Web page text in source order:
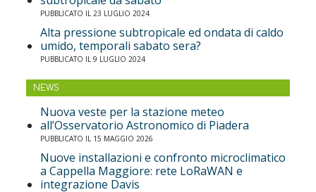
PUBBLICATO IL 23 LUGLIO 2024
Alta pressione subtropicale ed ondata di caldo
umido, temporali sabato sera?
PUBBLICATO IL 9 LUGLIO 2024
NEWS
Nuova veste per la stazione meteo
all’Osservatorio Astronomico di Piadera
PUBBLICATO IL 15 MAGGIO 2026
Nuove installazioni e confronto microclimatico
a Cappella Maggiore: rete LoRaWAN e
integrazione Davis